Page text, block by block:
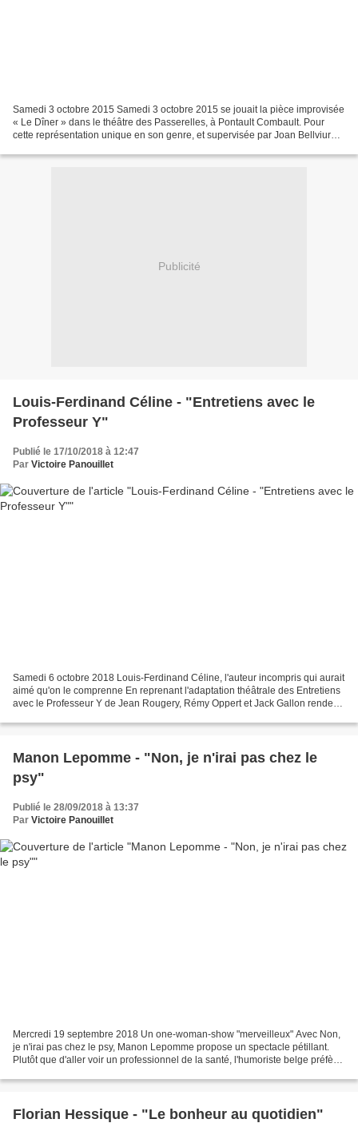
Samedi 3 octobre 2015 Samedi 3 octobre 2015 se jouait la pièce improvisée
« Le Dîner » dans le théâtre des Passerelles, à Pontault Combault. Pour
cette représentation unique en son genre, et supervisée par Joan Bellviure,
Publicité
Louis-Ferdinand Céline - "Entretiens avec le
Professeur Y"
Publié le 17/10/2018 à 12:47
Par Victoire Panouillet
Samedi 6 octobre 2018 Louis-Ferdinand Céline, l'auteur incompris qui aurait
aimé qu'on le comprenne En reprenant l'adaptation théâtrale des Entretiens
avec le Professeur Y de Jean Rougery, Rémy Oppert et Jack Gallon rendent
Manon Lepomme - "Non, je n'irai pas chez le
psy"
Publié le 28/09/2018 à 13:37
Par Victoire Panouillet
Mercredi 19 septembre 2018 Un one-woman-show "merveilleux" Avec Non,
je n'irai pas chez le psy, Manon Lepomme propose un spectacle pétillant.
Plutôt que d'aller voir un professionnel de la santé, l'humoriste belge préfère
Florian Hessique - "Le bonheur au quotidien"